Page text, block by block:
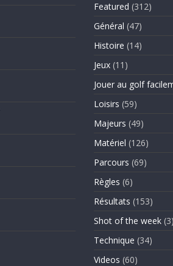
Featured (312)
Général (47)
Histoire (14)
Jeux (11)
Jouer au golf
Loisirs (59)
Majeurs (49)
Matériel (126)
Parcours (69)
Règles (6)
Résultats (153)
Shot of the week (3)
Technique (34)
Videos (60)